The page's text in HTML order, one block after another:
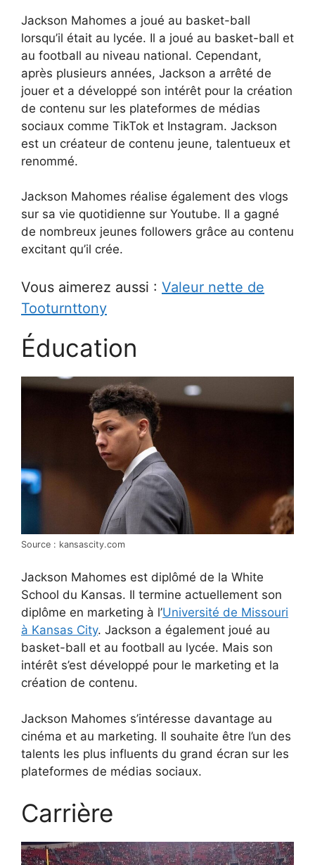
Jackson Mahomes a joué au basket-ball
lorsqu’il était au lycée. Il a joué au basket-ball et
au football au niveau national. Cependant,
après plusieurs années, Jackson a arrêté de
jouer et a développé son intérêt pour la création
de contenu sur les plateformes de médias
sociaux comme TikTok et Instagram. Jackson
est un créateur de contenu jeune, talentueux et
renommé.
Jackson Mahomes réalise également des vlogs
sur sa vie quotidienne sur Youtube. Il a gagné
de nombreux jeunes followers grâce au contenu
excitant qu’il crée.
Vous aimerez aussi : Valeur nette de
Tooturnttony
Éducation
Source : kansascity.com
Jackson Mahomes est diplômé de la White
School du Kansas. Il termine actuellement son
diplôme en marketing à l’Université de Missouri
à Kansas City. Jackson a également joué au
basket-ball et au football au lycée. Mais son
intérêt s’est développé pour le marketing et la
création de contenu.
Jackson Mahomes s’intéresse davantage au
cinéma et au marketing. Il souhaite être l’un des
talents les plus influents du grand écran sur les
plateformes de médias sociaux.
Carrière